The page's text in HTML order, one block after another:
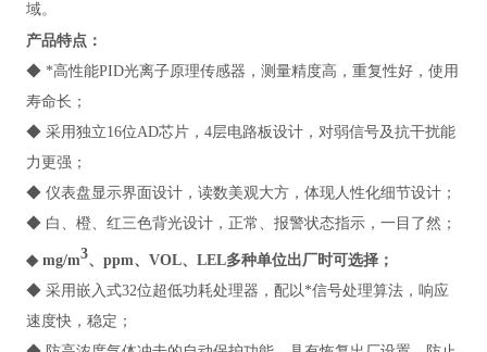
域。
产品特点：
◆ *高性能PID光离子原理传感器，测量精度高，重复性好，使用
寿命长；
◆ 采用独立16位AD芯片，4层电路板设计，对弱信号及抗干扰能
力更强；
◆ 仪表盘显示界面设计，读数美观大方，体现人性化细节设计；
◆ 白、橙、红三色背光设计，正常、报警状态指示，一目了然；
◆ mg/m3、ppm、VOL、LEL多种单位出厂时可选择；
◆ 采用嵌入式32位超低功耗处理器，配以*信号处理算法，响应
速度快，稳定；